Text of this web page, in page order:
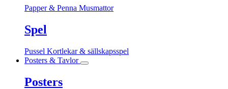
Papper & Penna Musmattor
Spel
Pussel Kortlekar & sällskapsspel
Posters & Tavlor
Posters